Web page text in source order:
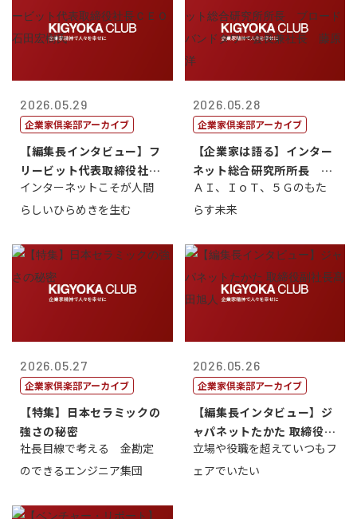
2026.05.29
企業家倶楽部アーカイブ
【編集長インタビュー】フ
リービット代表取締役社長
ＣＥＯ 石田...
インターネットこそが人間
らしいひらめきを生む
2026.05.28
企業家倶楽部アーカイブ
【企業家は語る】インター
ネット総合研究所所長 ブ
ロードバンド...
ＡＩ、ＩｏＴ、５Ｇのもた
らす未来
2026.05.27
企業家倶楽部アーカイブ
【特集】日本セラミックの
強さの秘密
社長目線で考える 金勘定
のできるエンジニア集団
2026.05.26
企業家倶楽部アーカイブ
【編集長インタビュー】ジ
ャパネットたかた 取締役副
社長髙田旭...
立場や役職を超えていつもフ
ェアでいたい